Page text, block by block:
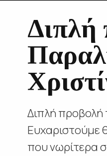
Διπλή
Διπλή προβολή
Ευχαριστούμε
που νωρίτερα